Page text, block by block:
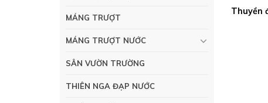
MÁNG TRƯỢT
MÁNG TRƯỢT NƯỚC
SÂN VƯỜN TRƯỜNG
THIÊN NGA ĐẠP NƯỚC
Thuyền